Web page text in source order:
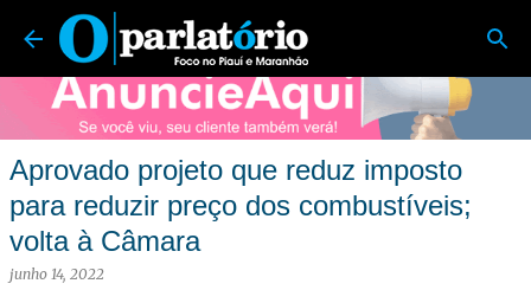
Pular para o conteúdo principal
O Parlatório | Foco no Piauí e Maranhão
Aprovado projeto que reduz imposto
para reduzir preço dos combustíveis;
volta à Câmara
junho 14, 2022